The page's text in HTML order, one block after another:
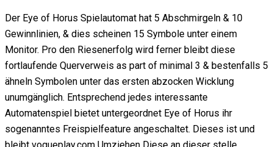
Der Eye of Horus Spielautomat hat 5 Abschmirgeln & 10
Gewinnlinien, & dies scheinen 15 Symbole unter einem
Monitor. Pro den Riesenerfolg wird ferner bleibt diese
fortlaufende Querverweis as part of minimal 3 & bestenfalls 5
ähneln Symbolen unter das ersten abzocken Wicklung
unumgänglich. Entsprechend jedes interessante
Automatenspiel bietet untergeordnet Eye of Horus ihr
sogenanntes Freispielfeature angeschaltet. Dieses ist und